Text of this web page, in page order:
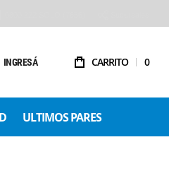
INGRESÁ CARRITO 0
ULTIMOS PARES